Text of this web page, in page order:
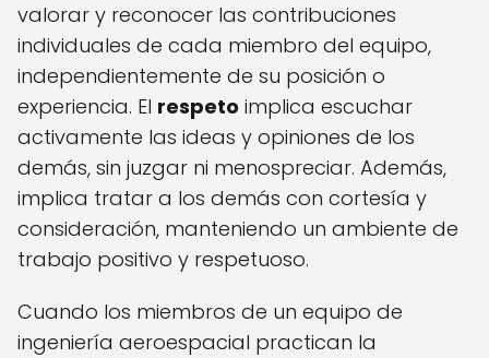
valorar y reconocer las contribuciones
individuales de cada miembro del equipo,
independientemente de su posición o
experiencia. El respeto implica escuchar
activamente las ideas y opiniones de los
demás, sin juzgar ni menospreciar. Además,
implica tratar a los demás con cortesía y
consideración, manteniendo un ambiente de
trabajo positivo y respetuoso.
Cuando los miembros de un equipo de
ingeniería aeroespacial practican la